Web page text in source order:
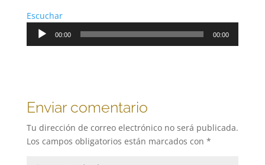
Escuchar
Reproductor
00:00 00:00
Enviar comentario
Tu dirección de correo electrónico no será publicada.
Los campos obligatorios están marcados con *